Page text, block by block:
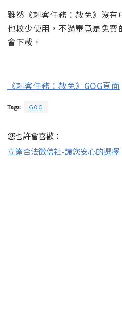
雖然《刺客任務：赦免》沒有
也較少使用，不過畢竟是免費
會下載。
《刺客任務：赦免》GOG頁面
Tags: GOG
您也許會喜歡：
立達合法徵信社-讓您安心的選擇